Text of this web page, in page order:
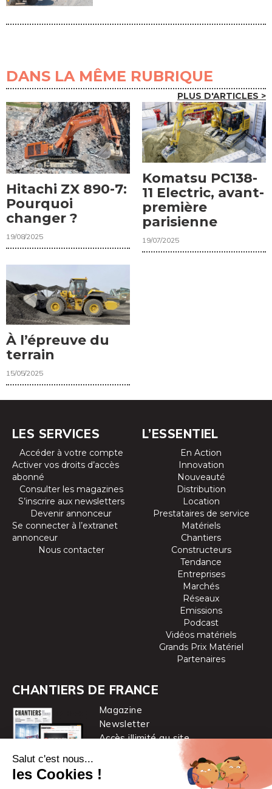
DANS LA MÊME RUBRIQUE
PLUS D'ARTICLES >
Hitachi ZX 890-7:
Pourquoi
changer ?
19/08/2025
Komatsu PC138-
11 Electric, avant-
première
parisienne
19/07/2025
À l’épreuve du
terrain
15/05/2025
LES SERVICES
Accéder à votre compte
Activer vos droits d’accès
abonné
Consulter les magazines
S’inscrire aux newsletters
Devenir annonceur
Se connecter à l’extranet
annonceur
Nous contacter
L’ESSENTIEL
En Action
Innovation
Nouveauté
Distribution
Location
Prestataires de service
Matériels
Chantiers
Constructeurs
Tendance
Entreprises
Marchés
Réseaux
Emissions
Podcast
Vidéos matériels
Grands Prix Matériel
Partenaires
CHANTIERS DE FRANCE
Magazine
Newsletter
Accès illimité au site